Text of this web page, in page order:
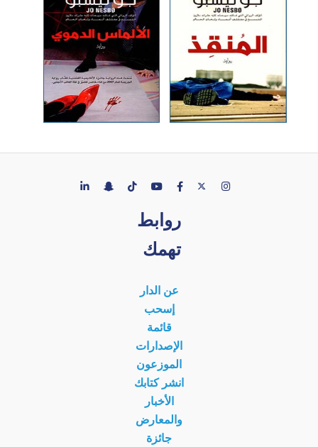
روابط
تهمك
عن الدار
إسحب
قائمة
الإصدارات
الموزعون
انشر كتابك
الأخبار
والمعارض
جائزة